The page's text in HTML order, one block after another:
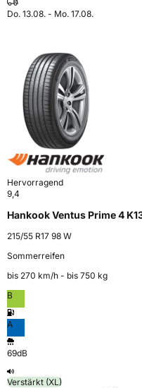
Do. 13.08. - Mo. 17.08.
Hervorragend
9,4
Hankook Ventus Prime 4
215/55 R17 98 W
Sommerreifen
bis 270 km⁠/⁠h - bis 750 kg
B
A
69dB
Verstärkt (XL)